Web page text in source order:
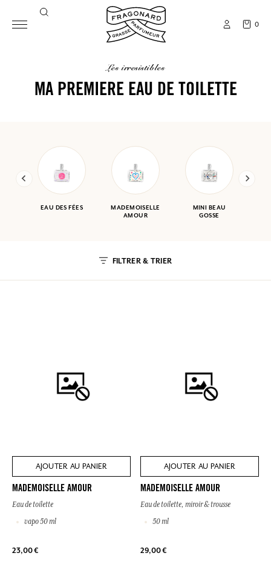
0
les irresistibles
MA PREMIERE EAU DE TOILETTE
EAU DES FÉES
MADEMOISELLE
AMOUR
MINI BEAU
GOSSE
FILTRER & TRIER
AJOUTER AU PANIER
MADEMOISELLE AMOUR
Eau de toilette
vapo 50 ml
23,00 €
AJOUTER AU PANIER
MADEMOISELLE AMOUR
Eau de toilette, miroir & trousse
50 ml
29,00 €